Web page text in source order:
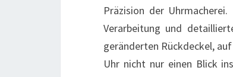
Präzision der
Verarbeitung und
geränderten Rückdeckel,
Uhr nicht nur einen Blick